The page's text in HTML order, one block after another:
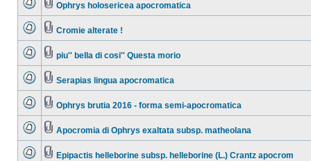
Ophrys holosericea apocromatica
Cromie alterate !
piu'' bella di cosi'' Questa morio
Serapias lingua apocromatica
Ophrys brutia 2016 - forma semi-apocromatica
Apocromia di Ophrys exaltata subsp. matheolana
Epipactis helleborine subsp. helleborine (L.) Crantz apocrom